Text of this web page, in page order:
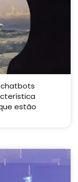
chatbots
estão